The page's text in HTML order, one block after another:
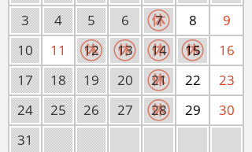
3
4 5 6 7 8
9
10
11 12 13 14 15
16
17
18 19 20 21 22
23
24
25 26 27 28 29
30
31